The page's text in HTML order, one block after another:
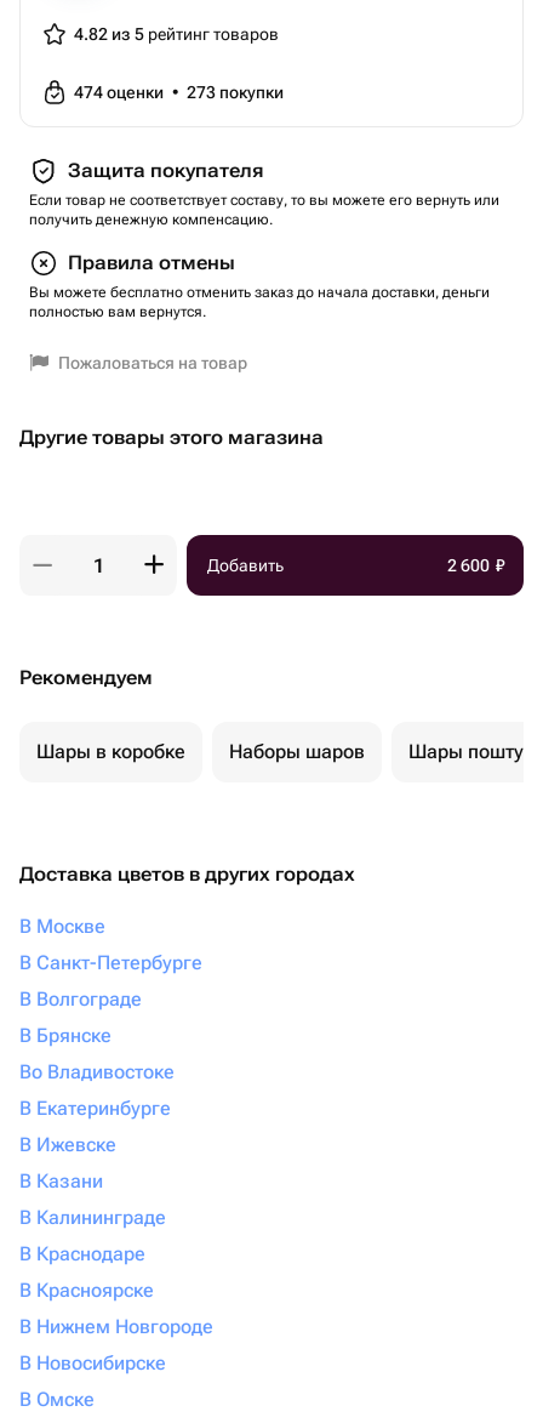
4.82 из 5 рейтинг товаров
474оценки • 273 покупки
Защита покупателя
Если товар не соответствует составу, то вы можете его вернуть или
получить денежную компенсацию.
Правила отмены
Вы можете бесплатно отменить заказ до начала доставки, деньги
полностью вам вернутся.
Пожаловаться на товар
Другие товары этого магазина
Добавить 2 600 ₽
Рекомендуем
Шары в коробке Наборы шаров Шары
Доставка цветов в других городах
В Москве
В Санкт-Петербурге
В Волгограде
В Брянске
Во Владивостоке
В Екатеринбурге
В Ижевске
В Казани
В Калининграде
В Краснодаре
В Красноярске
В Нижнем Новгороде
В Новосибирске
В Омске